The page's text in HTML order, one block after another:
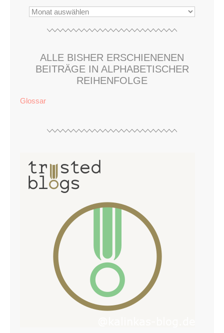
ALLE BISHER ERSCHIENENEN
BEITRÄGE IN ALPHABETISCHER
REIHENFOLGE
Glossar